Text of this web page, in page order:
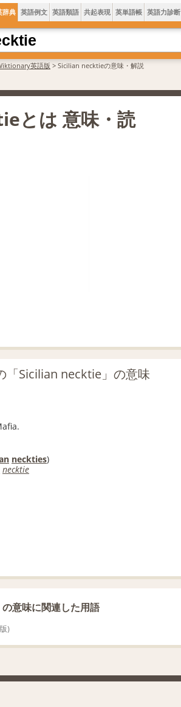
辞典 英語例文 英語類語 共起表現 英単語帳 英語力診断
英語版 > Sicilian necktieの意味・解説
とは 意味・読
Sicilian necktie」の意味
neckties)
necktie
意味に関連した用語
)